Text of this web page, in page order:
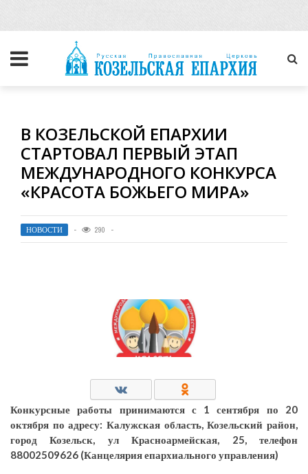
В КОЗЕЛЬСКОЙ ЕПАРХИИ
СТАРТОВАЛ ПЕРВЫЙ ЭТАП
МЕЖДУНАРОДНОГО КОНКУРСА
«КРАСОТА БОЖЬЕГО МИРА»
НОВОСТИ 290
Конкурсные работы принимаются с 1 сентября по 20
октября по адресу: Калужская область, Козельский район,
город Козельск, ул Красноармейская, 25, телефон
88002509626 (Канцелярия епархиального управления)